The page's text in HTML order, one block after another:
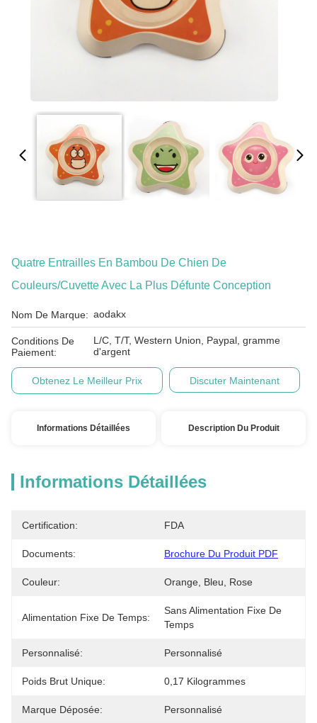
Quatre Entrailles En Bambou De Chien De
Couleurs/cuvette Avec La Plus Défunte Conception
Nom De Marque: aodakx
Conditions De
Paiement:
L/C, T/T, Western Union, Paypal, gramme
d'argent
Obtenez Le Meilleur Prix Discuter Maintenant
Informations Détaillées Description Du Produit
Informations Détaillées
Certification: FDA
Documents: Brochure Du Produit PDF
Couleur: Orange, Bleu, Rose
Alimentation Fixe De Temps:
Sans Alimentation Fixe De
Temps
Personnalisé: Personnalisé
Poids Brut Unique: 0,17 Kilogrammes
Marque Déposée: Personnalisé